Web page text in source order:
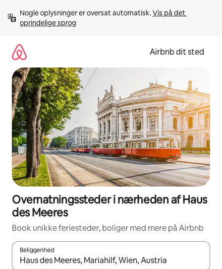
videre
Nogle oplysninger er oversat automatisk. Vis på det
oprindelige sprog
Airbnb dit sted
Overnatningssteder i nærheden af Haus
des Meeres
Book unikke feriesteder, boliger med mere på Airbnb
Beliggenhed
Når resultaterne er tilgængelige, skal du navigere med